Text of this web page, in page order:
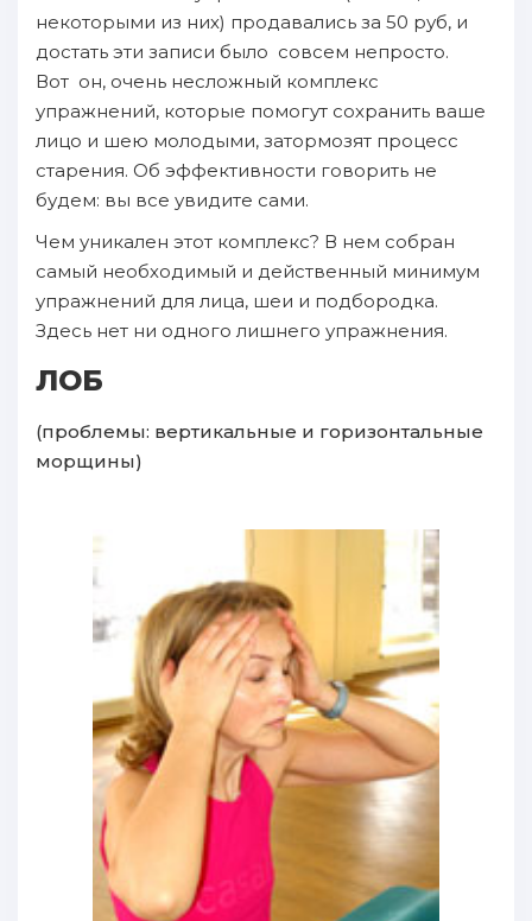
некоторыми из них) продавались за 50 руб, и
достать эти записи было совсем непросто.
Вот он, очень несложный комплекс
упражнений, которые помогут сохранить ваше
лицо и шею молодыми, затормозят процесс
старения. Об эффективности говорить не
будем: вы все увидите сами.
Чем уникален этот комплекс? В нем собран
самый необходимый и действенный минимум
упражнений для лица, шеи и подбородка.
Здесь нет ни одного лишнего упражнения.
ЛОБ
(проблемы: вертикальные и горизонтальные
морщины)